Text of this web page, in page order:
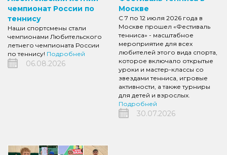
чемпионат России по
теннису
Наши спортсмены стали
чемпионами Любительского
летнего чемпионата России
по теннису! Подробней
06.08.2026
Москве
С 7 по 12 июля 2026 года в
Москве прошел «Фестиваль
тенниса» - масштабное
мероприятие для всех
любителей этого вида спорта,
которое включало открытые
уроки и мастер-классы со
звездами тенниса, игровые
активности, а также турниры
для детей и взрослых.
Подробней
30.07.2026